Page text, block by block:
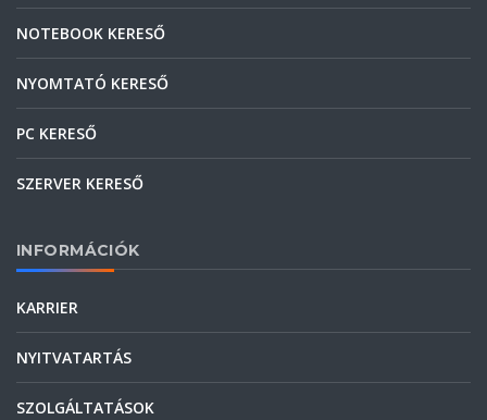
NOTEBOOK KERESŐ
NYOMTATÓ KERESŐ
PC KERESŐ
SZERVER KERESŐ
INFORMÁCIÓK
KARRIER
NYITVATARTÁS
SZOLGÁLTATÁSOK